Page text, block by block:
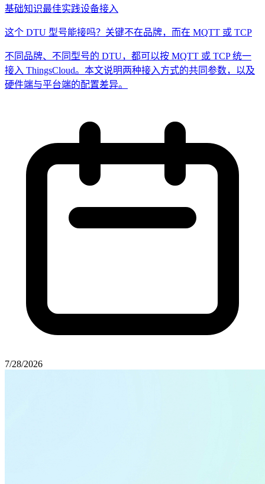
基础知识最佳实践设备接入
这个 DTU 型号能接吗？关键不在品牌，而在 MQTT 或 TCP
不同品牌、不同型号的 DTU，都可以按 MQTT 或 TCP 统一
接入 ThingsCloud。本文说明两种接入方式的共同参数，以及
硬件端与平台端的配置差异。
7/28/2026